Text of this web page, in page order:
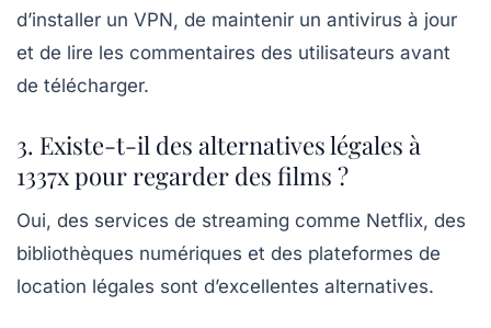
d’installer un VPN, de maintenir un antivirus à jour
et de lire les commentaires des utilisateurs avant
de télécharger.
3. Existe-t-il des alternatives légales à
1337x pour regarder des films ?
Oui, des services de streaming comme Netflix, des
bibliothèques numériques et des plateformes de
location légales sont d’excellentes alternatives.